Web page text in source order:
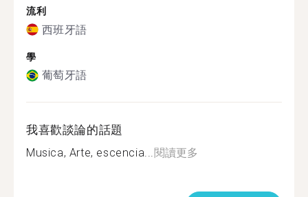
流利
西班牙語
學
葡萄牙語
我喜歡談論的話題
Musica, Arte, escencia...閱讀更多